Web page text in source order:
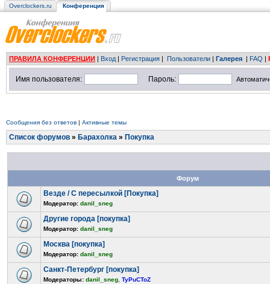
Overclockers.ru Конференция
ПРАВИЛА КОНФЕРЕНЦИИ | Вход | Регистрация | Пользователи | Галерея | FAQ |
Имя пользователя: Пароль:
Сообщения без ответов | Активные темы
Список форумов » Барахолка » Покупка
Форум
Везде / С пересылкой [Покупка]
Модератор: danil_sneg
Другие города [покупка]
Модератор: danil_sneg
Москва [покупка]
Модератор: danil_sneg
Санкт-Петербург [покупка]
Модераторы: danil_sneg TyPuCToZ